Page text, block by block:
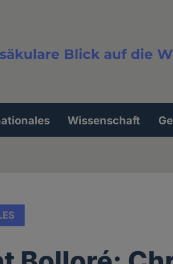
Blick auf die
Wissenschaft